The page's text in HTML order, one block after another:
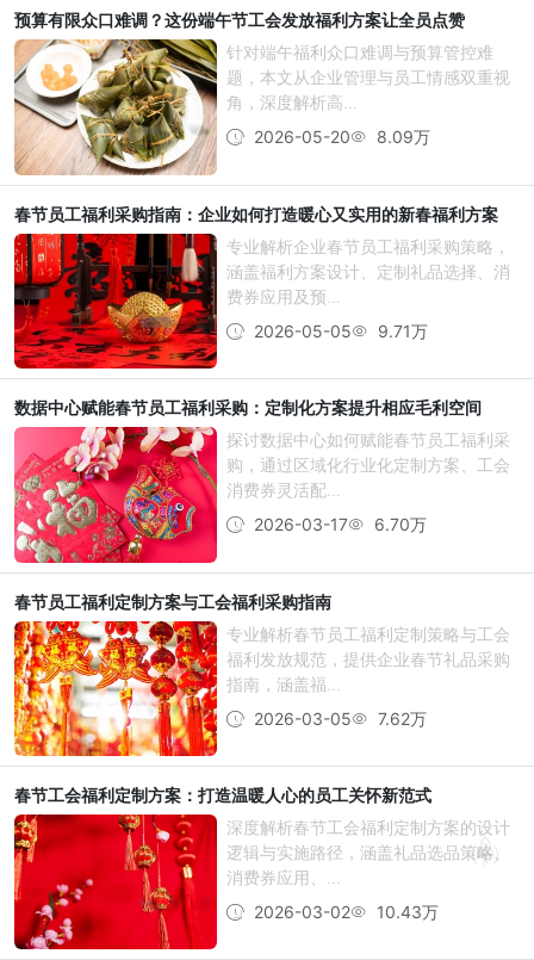
预算有限众口难调？这份端午节工会发放福利方案让全员点赞
针对端午福利众口难调与预算管控难
题，本文从企业管理与员工情感双重视
角，深度解析高...
2026-05-20
8.09万
春节员工福利采购指南：企业如何打造暖心又实用的新春福利方案
专业解析企业春节员工福利采购策略，
涵盖福利方案设计、定制礼品选择、消
费券应用及预...
2026-05-05
9.71万
数据中心赋能春节员工福利采购：定制化方案提升相应毛利空间
探讨数据中心如何赋能春节员工福利采
购，通过区域化行业化定制方案、工会
消费券灵活配...
2026-03-17
6.70万
春节员工福利定制方案与工会福利采购指南
专业解析春节员工福利定制策略与工会
福利发放规范，提供企业春节礼品采购
指南，涵盖福...
2026-03-05
7.62万
春节工会福利定制方案：打造温暖人心的员工关怀新范式
深度解析春节工会福利定制方案的设计
逻辑与实施路径，涵盖礼品选品策略、
消费券应用、...
2026-03-02
10.43万